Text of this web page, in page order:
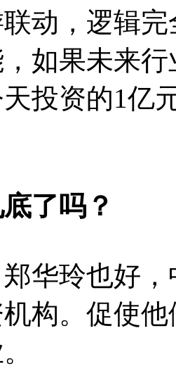
动，逻辑
如果未来
投资的1亿
了吗？
华玲也好
构。促使